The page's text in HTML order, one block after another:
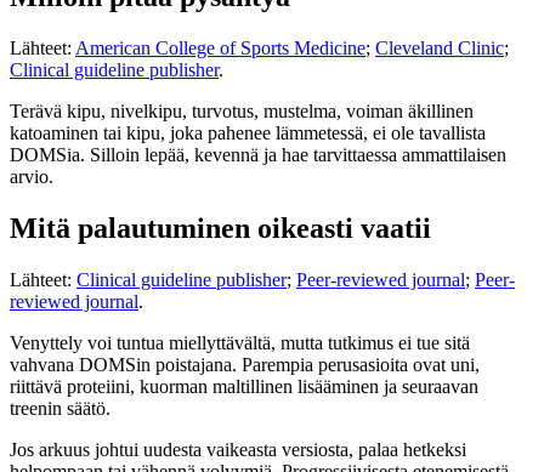
Lähteet: American College of Sports Medicine; Cleveland Clinic;
Clinical guideline publisher.
Terävä kipu, nivelkipu, turvotus, mustelma, voiman äkillinen
katoaminen tai kipu, joka pahenee lämmetessä, ei ole tavallista
DOMSia. Silloin lepää, kevennä ja hae tarvittaessa ammattilaisen
arvio.
Mitä palautuminen oikeasti vaatii
Lähteet: Clinical guideline publisher; Peer-reviewed journal; Peer-
reviewed journal.
Venyttely voi tuntua miellyttävältä, mutta tutkimus ei tue sitä
vahvana DOMSin poistajana. Parempia perusasioita ovat uni,
riittävä proteiini, kuorman maltillinen lisääminen ja seuraavan
treenin säätö.
Jos arkuus johtui uudesta vaikeasta versiosta, palaa hetkeksi